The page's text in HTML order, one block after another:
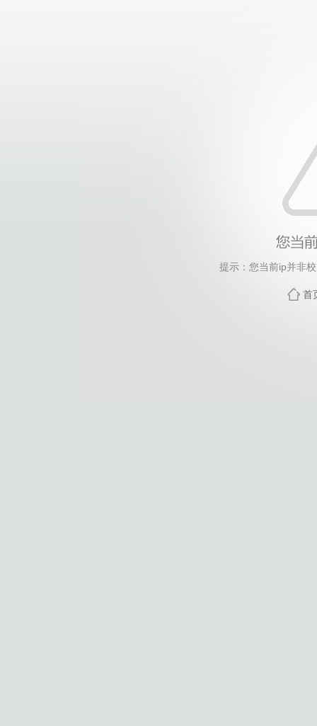
提示：您当前ip并非
首